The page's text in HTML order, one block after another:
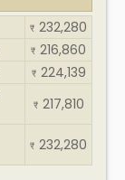
₹ 232,280
₹ 216,860
₹ 224,139
₹ 217,810
₹ 232,280